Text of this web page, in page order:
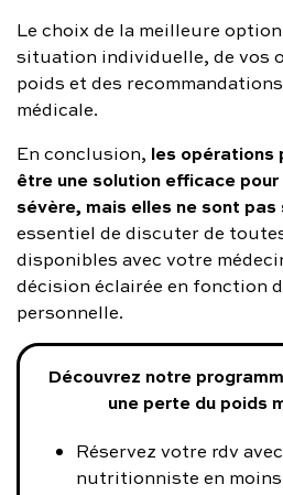
Le choix de la meilleure
situation individuelle, de vos
poids et des
médicale.
En conclusion, les opérations
être une solution efficace
sévère, mais elles ne sont pas
essentiel de discuter de
disponibles avec votre
décision éclairée en fonction
personnelle.
Découvrez notre
une perte du poids
Réservez votre rdv
nutritionniste en moins